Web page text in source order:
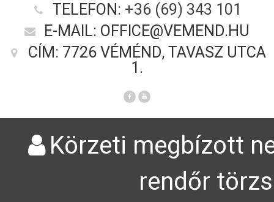
TELEFON: +36 (69) 343 101
E-MAIL: OFFICE@VEMEND.HU
CÍM: 7726 VÉMÉND, TAVASZ UTCA
1.
Körzeti megbízott
rendőr